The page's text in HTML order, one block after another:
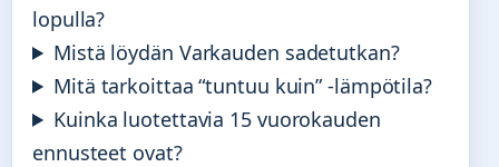
lopulla?
Mistä löydän Varkauden sadetutkan?
Mitä tarkoittaa “tuntuu kuin” -lämpötila?
Kuinka luotettavia 15 vuorokauden
ennusteet ovat?